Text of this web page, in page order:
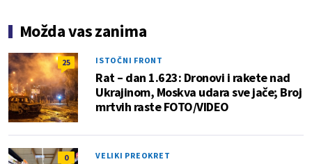
Možda vas zanima
25 ISTOČNI FRONT
Rat – dan 1.623: Dronovi i rakete nad
Ukrajinom, Moskva udara sve jače; Broj
mrtvih raste FOTO/VIDEO
0 VELIKI PREOKRET